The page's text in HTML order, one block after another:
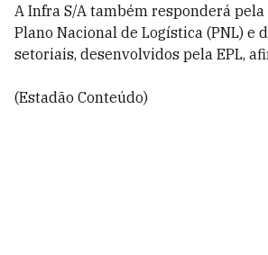
A Infra S/A também responderá pela
Plano Nacional de Logística (PNL) e
setoriais, desenvolvidos pela EPL,
(Estadão Conteúdo)